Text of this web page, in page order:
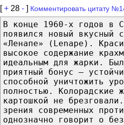
[+ 28 - ] Комментировать цитату
В конце 1960-х годов в
появился новый вкусный
«Ленапе» (Lenape).
высокое содержание
идеальным для жарки.
приятный бонус —
способной уничтожить
полностью. Колорадские
картошкой не
зрения современных
однозначно говорит о